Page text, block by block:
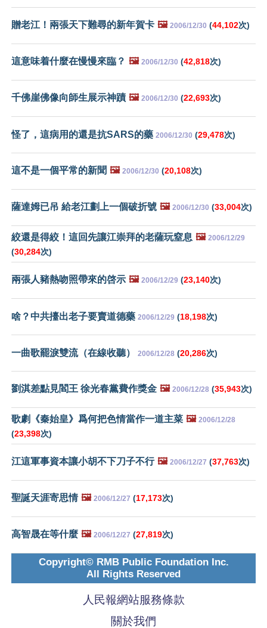
贈老江！兩張天下難尋的新年賀卡 🖼️ 2006/12/30 (44,102次)
這意味着什麼在慢慢來臨？ 🖼️ 2006/12/30 (42,818次)
千佛崖佛像向師生展示神蹟 🖼️ 2006/12/30 (22,693次)
怪了，這病用的還是抗SARS的藥 2006/12/30 (29,478次)
這不是一個平常的新聞 🖼️ 2006/12/30 (20,108次)
薩達姆已吊 給老江劃上一個破折號 🖼️ 2006/12/30 (33,004次)
絞還是得絞！這回先讓江崇拜的老薩玩窒息 🖼️ 2006/12/29
(30,284次)
兩張人豬熱吻照帶來的啓示 🖼️ 2006/12/29 (23,140次)
啥？中共擡出老子要賣道德藥 2006/12/29 (18,198次)
一曲歌罷淚雙流（在線收聽） 2006/12/28 (20,286次)
劉淇差點見閻王 徐光春黨費作獎金 🖼️ 2006/12/28 (35,943次)
歌劇《秦始皇》爲何把色情當作一道主菜 🖼️ 2006/12/28
(23,398次)
江這軍事資本讓小胡不下刀子不行 🖼️ 2006/12/27 (37,763次)
聖誕天涯寄思情 🖼️ 2006/12/27 (17,173次)
高智晟在等什麼 🖼️ 2006/12/27 (27,819次)
Copyright© RMB Public Foundation Inc.
All Rights Reserved
人民報網站服務條款
關於我們